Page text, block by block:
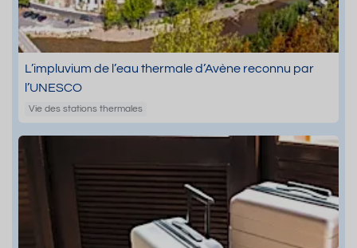
L’impluvium de l’eau thermale d’Avène reconnu par
l’UNESCO
Vie des stations thermales